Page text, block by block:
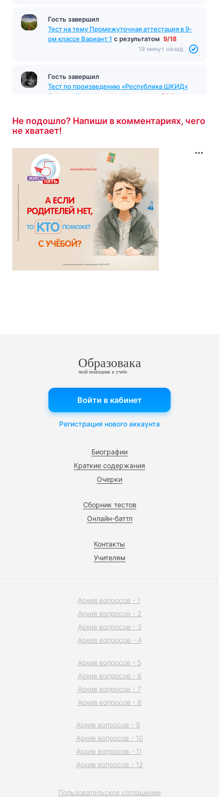
Гость завершил
Тест на тему Промежуточная аттестация в 9-
ом классе Вариант 1 с результатом 9/18
19 минут назад
Гость завершил
Тест по произведению «Республика ШКИД»
Белых и Пантелеев
7/10
Не подошло? Напиши в комментариях, чего
не хватает!
Образовака
твой помощник в учебе
Биографии
Краткие содержания
Очерки
Сборник тестов
Онлайн-баттл
Контакты
Учителям
Войти в кабинет
Регистрация нового аккаунта
Пользовательское соглашение
Архив вопросов - 1
Архив вопросов - 2
Архив вопросов - 3
Архив вопросов - 4
Архив вопросов - 5
Архив вопросов - 6
Архив вопросов - 7
Архив вопросов - 8
Архив вопросов - 9
Архив вопросов - 10
Архив вопросов - 11
Архив вопросов - 12